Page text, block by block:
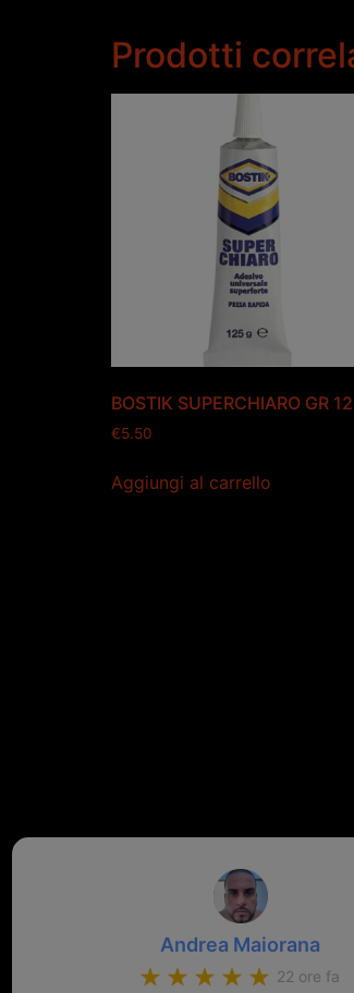
Prodotti
BOSTIK SUPERCHIARO GR
€5.50
Aggiungi al carrello
Andrea Maiorana
22 ore fa